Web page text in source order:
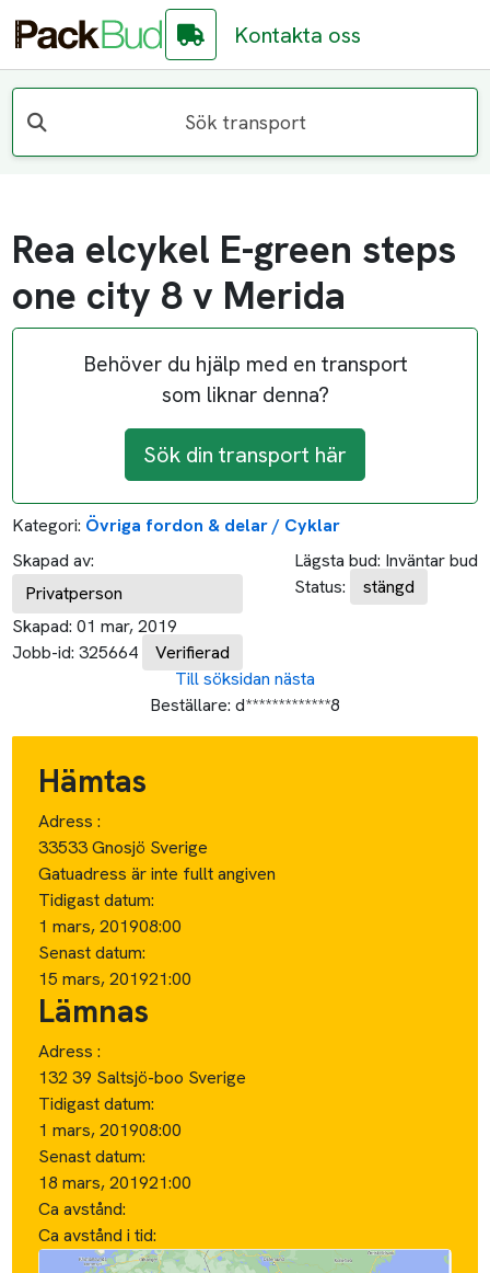
Kontakta oss
Sök transport
Rea elcykel E-green steps
one city 8 v Merida
Behöver du hjälp med en transport
som liknar denna?
Sök din transport här
Kategori: Övriga fordon & delar / Cyklar
Skapad av:
Privatperson
Skapad: 01 mar, 2019
Jobb-id: 325664 Verifierad
Lägsta bud: Inväntar bud
Status:
stängd
Till söksidan nästa
Beställare: d*************8
Hämtas
Adress :
33533 Gnosjö Sverige
Gatuadress är inte fullt angiven
Tidigast datum:
1 mars, 201908:00
Senast datum:
15 mars, 201921:00
Lämnas
Adress :
132 39 Saltsjö-boo Sverige
Tidigast datum:
1 mars, 201908:00
Senast datum:
18 mars, 201921:00
Ca avstånd:
Ca avstånd i tid: